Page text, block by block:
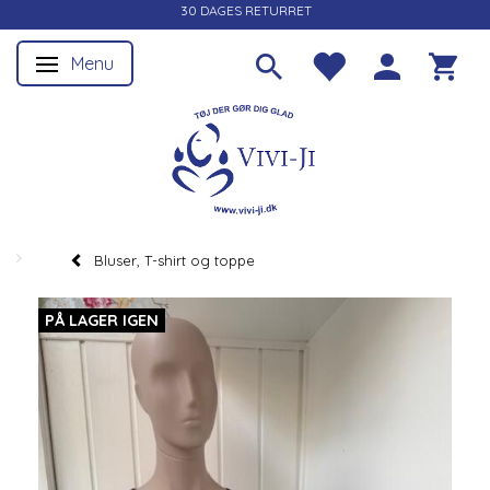
30 DAGES RETURRET
Skifte navigation
Menu
Bluser, T-shirt og toppe
PÅ LAGER IGEN